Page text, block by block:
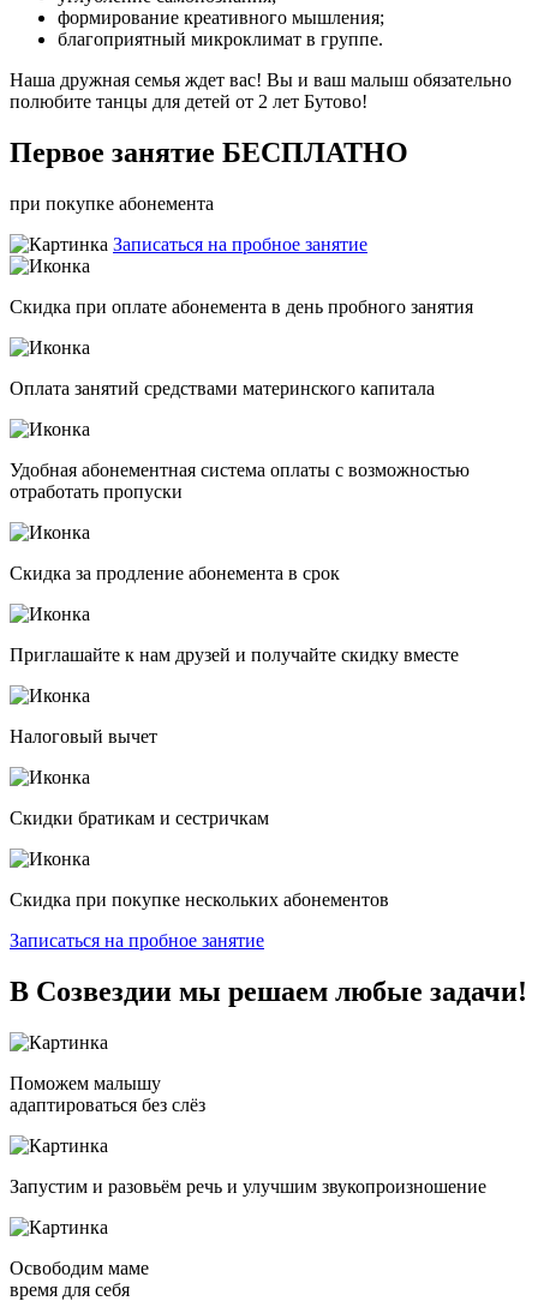
формирование креативного мышления;
благоприятный микроклимат в группе.
Наша дружная семья ждет вас! Вы и ваш малыш обязательно
полюбите танцы для детей от 2 лет Бутово!
Первое занятие БЕСПЛАТНО
при покупке абонемента
Записаться на пробное занятие
Скидка при оплате абонемента в день пробного занятия
Оплата занятий средствами материнского капитала
Удобная абонементная система оплаты с возможностью
отработать пропуски
Скидка за продление абонемента в срок
Приглашайте к нам друзей и получайте скидку вместе
Налоговый вычет
Скидки братикам и сестричкам
Скидка при покупке нескольких абонементов
Записаться на пробное занятие
В Созвездии мы решаем любые задачи!
Поможем малышу
адаптироваться без слёз
Запустим и разовьём речь и улучшим звукопроизношение
Освободим маме
время для себя